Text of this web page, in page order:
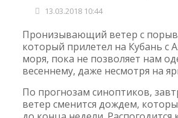
13.03.2018 10:44
Пронизывающий ветер с
который прилетел на Кубань с
моря, пока не позволяет нам
весеннему, даже несмотря на
По прогнозам синоптиков,
ветер сменится дождем,